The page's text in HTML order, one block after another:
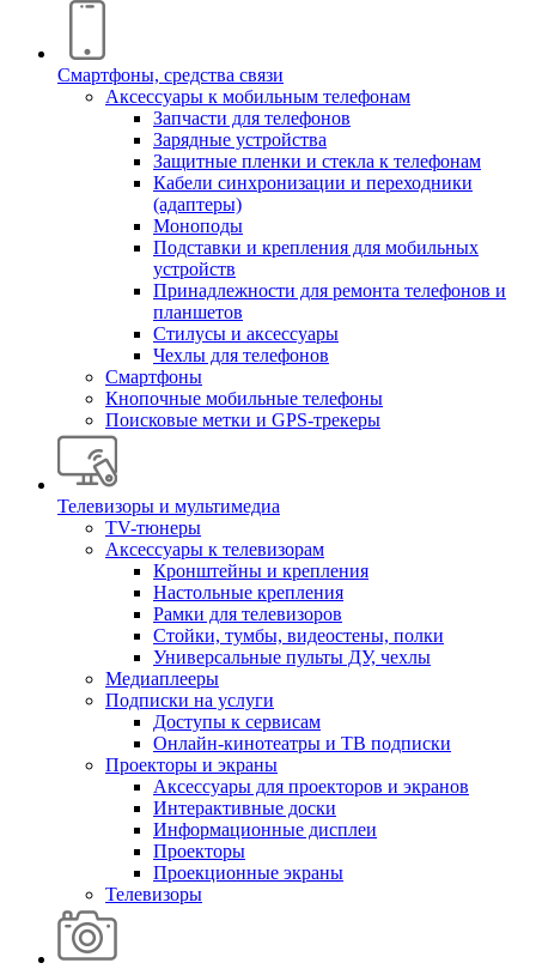
Смартфоны, средства связи
Аксессуары к мобильным телефонам
Запчасти для телефонов
Зарядные устройства
Защитные пленки и стекла к телефонам
Кабели синхронизации и переходники
(адаптеры)
Моноподы
Подставки и крепления для мобильных
устройств
Принадлежности для ремонта телефонов и
планшетов
Стилусы и аксессуары
Чехлы для телефонов
Смартфоны
Кнопочные мобильные телефоны
Поисковые метки и GPS-трекеры
Телевизоры и мультимедиа
TV-тюнеры
Аксессуары к телевизорам
Кронштейны и крепления
Настольные крепления
Рамки для телевизоров
Стойки, тумбы, видеостены, полки
Универсальные пульты ДУ, чехлы
Медиаплееры
Подписки на услуги
Доступы к сервисам
Онлайн-кинотеатры и ТВ подписки
Проекторы и экраны
Аксессуары для проекторов и экранов
Интерактивные доски
Информационные дисплеи
Проекторы
Проекционные экраны
Телевизоры